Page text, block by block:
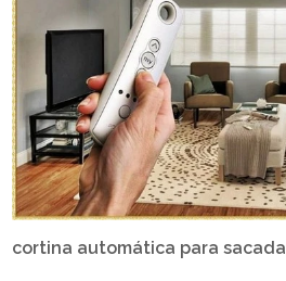
cortina automática para sacada